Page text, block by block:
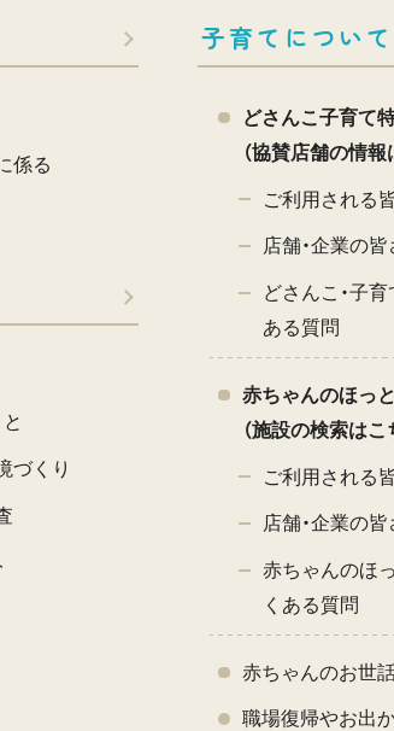
係る
づくり
子育てについて
どさんこ子育て
（協賛店舗の情報
ご利用される
店舗・企業の
どさんこ・子
ある質問
赤ちゃんのほっ
（施設の検索はこ
ご利用される
店舗・企業の
赤ちゃんのほ
くある質問
赤ちゃんのお世
職場復帰やお出